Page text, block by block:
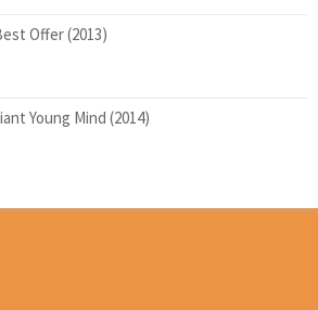
Offer (2013)
Young Mind (2014)